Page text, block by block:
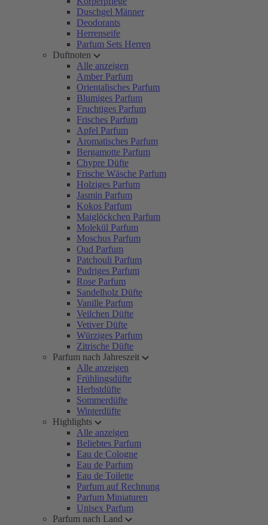
Duschgel Männer
Deodorants
Herrenseife
Parfum Sets Herren
Duftnoten
Alle anzeigen
Amber Parfum
Orientalisches Parfum
Blumiges Parfum
Fruchtiges Parfum
Frisches Parfum
Apfel Parfum
Aromatisches Parfum
Bergamotte Parfum
Chypre Düfte
Frische Wäsche Parfum
Holziges Parfum
Jasmin Parfum
Kokos Parfum
Maiglöckchen Parfum
Molekül Parfum
Moschus Parfum
Oud Parfum
Patchouli Parfum
Pudriges Parfum
Rose Parfum
Sandelholz Düfte
Vanille Parfum
Veilchen Düfte
Vetiver Düfte
Würziges Parfum
Zitrische Düfte
Parfum nach Jahreszeit
Alle anzeigen
Frühlingsdüfte
Herbstdüfte
Sommerdüfte
Winterdüfte
Highlights
Alle anzeigen
Beliebtes Parfum
Eau de Cologne
Eau de Parfum
Eau de Toilette
Parfum auf Rechnung
Parfum Miniaturen
Unisex Parfum
Parfum nach Land